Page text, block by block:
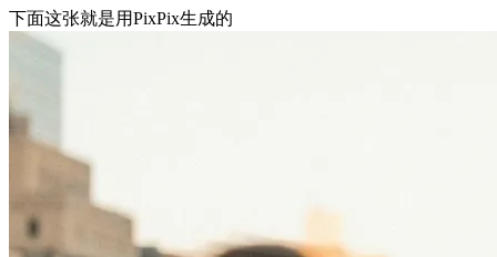
下面这张就是用PixPix生成的